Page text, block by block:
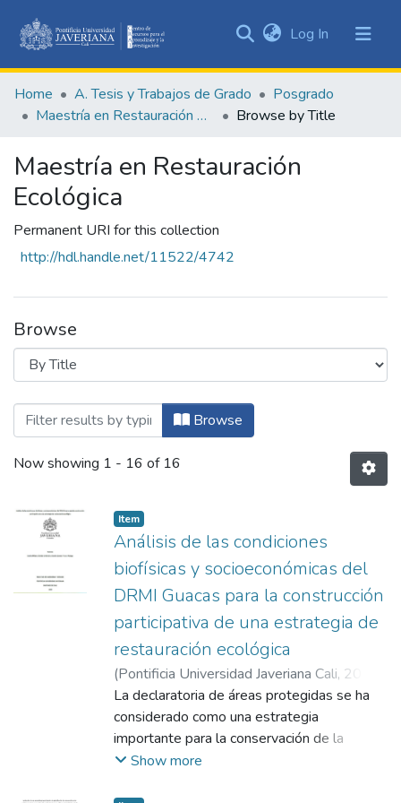
&
Collections
Log In (current)
Home A. Tesis y Trabajos de Grado
Posgrado
Maestría en Restauración Ecológica
Browse by Title
Maestría en Restauración
Ecológica
Permanent URI for this collection
http://hdl.handle.net/11522/4742
Browse
Browsing Maestría en Restauración
Browse
Now showing 1 - 16 of 16
Item
Análisis de las condiciones
biofísicas y socioeconómicas del
DRMI Guacas para la construcción
participativa de una estrategia de
restauración ecológica
(Pontificia Universidad Javeriana Cali, 2025
Giraldo Urdinola, Sandra Milena;Franco
Arango, Sandra Lorena ;Correa Ortiz, Néstor
David
La declaratoria de áreas protegidas se ha
considerado como una estrategia
importante para la conservación de la
biodiversidad y la reducción de las
Show more